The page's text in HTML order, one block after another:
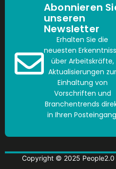
Abonnieren
unseren
Newsletter
Erhalten Sie die
neuesten
über Arbeitskräfte,
Aktualisierungen zur
Einhaltung von
Vorschriften und
Branchentrends
in Ihren
Copyright © 2025 People2.0